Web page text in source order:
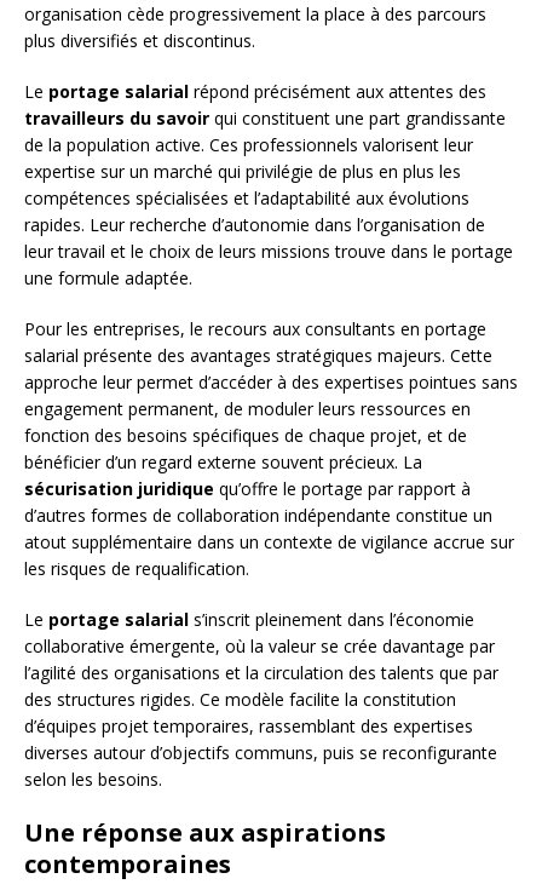
organisation cède progressivement la place à des parcours
plus diversifiés et discontinus.
Le portage salarial répond précisément aux attentes des
travailleurs du savoir qui constituent une part grandissante
de la population active. Ces professionnels valorisent leur
expertise sur un marché qui privilégie de plus en plus les
compétences spécialisées et l’adaptabilité aux évolutions
rapides. Leur recherche d’autonomie dans l’organisation de
leur travail et le choix de leurs missions trouve dans le portage
une formule adaptée.
Pour les entreprises, le recours aux consultants en portage
salarial présente des avantages stratégiques majeurs. Cette
approche leur permet d’accéder à des expertises pointues sans
engagement permanent, de moduler leurs ressources en
fonction des besoins spécifiques de chaque projet, et de
bénéficier d’un regard externe souvent précieux. La
sécurisation juridique qu’offre le portage par rapport à
d’autres formes de collaboration indépendante constitue un
atout supplémentaire dans un contexte de vigilance accrue sur
les risques de requalification.
Le portage salarial s’inscrit pleinement dans l’économie
collaborative émergente, où la valeur se crée davantage par
l’agilité des organisations et la circulation des talents que par
des structures rigides. Ce modèle facilite la constitution
d’équipes projet temporaires, rassemblant des expertises
diverses autour d’objectifs communs, puis se reconfigurante
selon les besoins.
Une réponse aux aspirations
contemporaines